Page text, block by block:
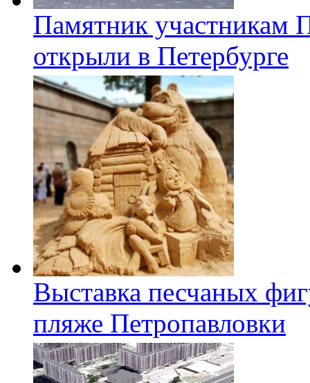
Памятник участникам
открыли в Петербурге
Выставка песчаных
пляже Петропавловки